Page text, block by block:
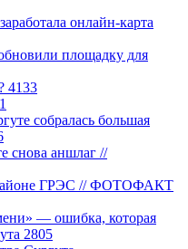
онлайн-карта
площадку для
4133
собралась большая
снова аншлаг //
районе ГРЭС // ФОТОФАКТ
— ошибка, которая
2805